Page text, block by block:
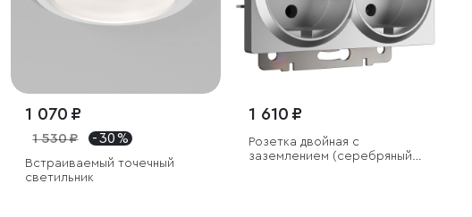
1 070 ₽
1 530 ₽ - 30 %
Встраиваемый точечный
светильник
1 610 ₽
Розетка двойная с
заземлением (серебряный